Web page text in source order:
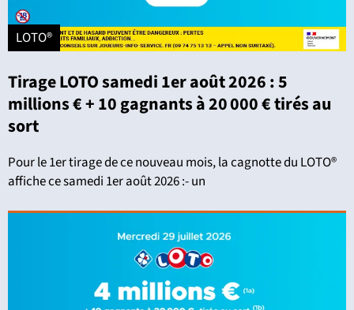
LOTO®
Tirage LOTO samedi 1er août 2026 : 5
millions € + 10 gagnants à 20 000 € tirés au
sort
Pour le 1er tirage de ce nouveau mois, la cagnotte du LOTO®
affiche ce samedi 1er août 2026 :- un